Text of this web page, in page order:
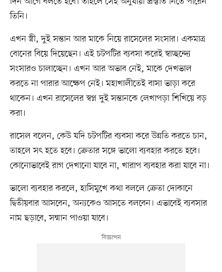
তিনি।
এখন স্ত্রী, দুই সন্তান আর মাকে নিয়ে রাসেলের সংসার। একমাত্র
বোনের বিয়ে দিয়েছেন। এই চটপটির ব্যবসা করেই স্বাচ্ছন্দ্যে
সংসারও চালাচ্ছেন। এখন আর অভাব নেই, মাকে দেখভাল
করতে না পারার আক্ষেপ নেই। মহাখালীতেই বাসা ভাড়া করে
থাকেন। এখন রাসেলের স্বপ্ন দুই সন্তানকে লেখাপড়া শিখিয়ে বড়
করা।
রাসেল বলেন, কেউ যদি চটপটির ব্যবসা করে উন্নতি করতে চান,
তাহলে সৎ হতে হবে। ক্রেতার সঙ্গে ভালো ব্যবহার করতে হবে।
কোনোভাবেই রাগ দেখানো যাবে না, খারাপ ব্যবহার করা যাবে না।
ভালো ব্যবহার করলে, হাসিমুখে কথা বললে ক্রেতা দোকানে
দ্বিতীয়বার আসবেন, অন্যকেও আসতে বলবেন। এভাবেই ব্যবসার
নাম ছড়াবে, সম্মান পাওয়া যাবে।